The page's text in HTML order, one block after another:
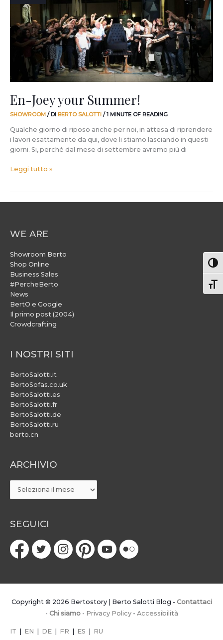
En-Joey your Summer!
SHOWROOM / DI BERTO SALOTTI /1 MINUTE OF READING
Qualche giorno di riposo anche per noi, in attesa di riprendere
i lavori esattamente da qui, dove li stiamo lasciando in questi
giorni. Si, perché dal mese di settembre avremo più di
Leggi tutto »
WE ARE
Showroom Berto
Shop Online
Business Sales
#PercheBerto
News
BertO e Google
Il primo post (2004)
Crowdcrafting
I NOSTRI SITI
BertoSalotti.it
BertoSofas.co.uk
BertoSalotti.es
BertoSalotti.fr
BertoSalotti.de
BertoSalotti.ru
berto.cn
ARCHIVIO
ARCHIVIO
SEGUICI
Copyright © 2026 Bertostory | Berto Salotti Blog - Contattaci
- Chi siamo- Privacy Policy- Accessibilità
IT EN DE FR ES RU